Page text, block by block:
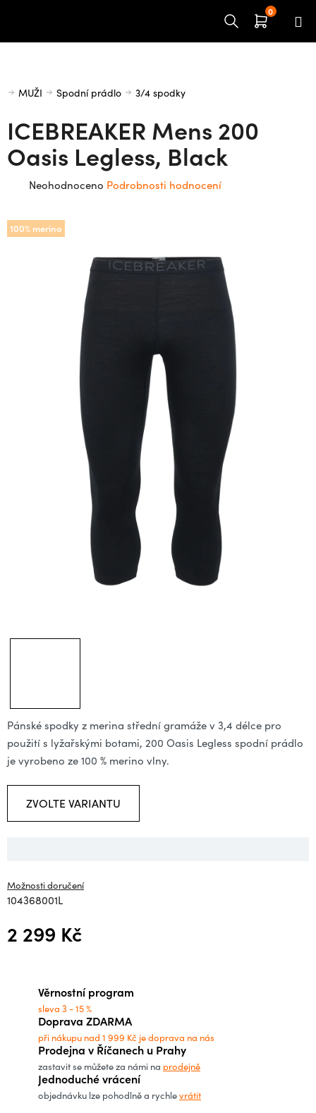
Domů
MUŽI Spodní prádlo 3/4 spodky
Pánské spodky z merina střední gramáže v 3,4 délce pro
použití s lyžařskými botami, 200 Oasis Legless spodní prádlo
je vyrobeno ze 100 % merino vlny.
ZVOLTE VARIANTU
Možnosti doručení
104368001L
2 299 Kč
ICEBREAKER Mens 200
Oasis Legless, Black
Průměrné
produktu
je
Neohodnoceno Podrobnosti hodnocení
100% merino
Věrnostní program
sleva 3 - 15 %
Doprava ZDARMA
při nákupu nad 1 999 Kč je doprava na nás
Prodejna v Říčanech u Prahy
zastavit se můžete za námi na prodejně
Jednoduché vrácení
objednávku lze pohodlně a rychlevrátit